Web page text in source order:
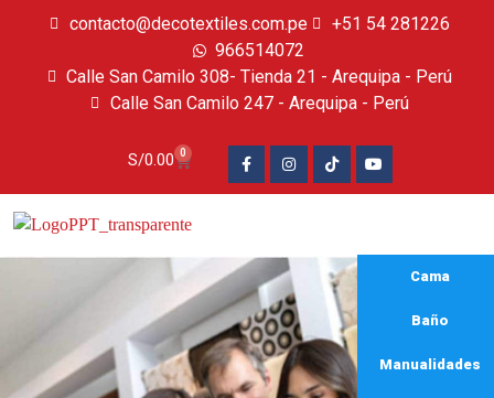
contacto@decotextiles.com.pe
+51 54 281226
966514072
Calle San Camilo 308- Tienda 21 - Arequipa - Perú
Calle San Camilo 247 - Arequipa - Perú​
S/0.00 0
Cama
Baño
Manualidades